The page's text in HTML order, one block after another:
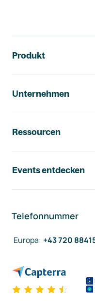
Produkt
Unternehmen
Ressourcen
Events entdecken
Telefonnummer
Europa: +43 720